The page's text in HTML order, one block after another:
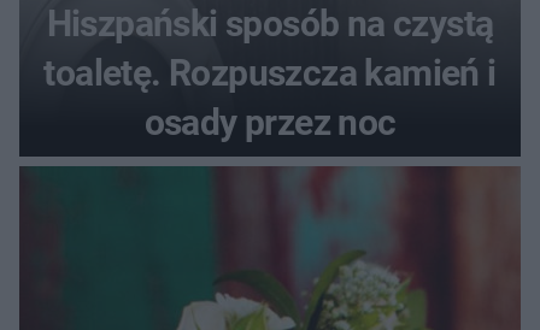
Hiszpański sposób na czystą
toaletę. Rozpuszcza kamień i
osady przez noc